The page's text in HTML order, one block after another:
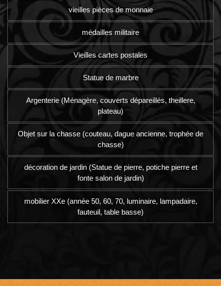
vieilles pièces de monnaie
médailles militaire
Vieilles cartes postales
Statue de marbre
Argenterie (Ménagère, couverts dépareillés, theillere,
plateau)
Objet sur la chasse (couteau, dague ancienne, trophée de
chasse)
décoration de jardin (Statue de pierre, potiche pierre et
fonte salon de jardin)
mobilier XXe (année 50, 60, 70, luminaire, lampadaire,
fauteuil, table basse)